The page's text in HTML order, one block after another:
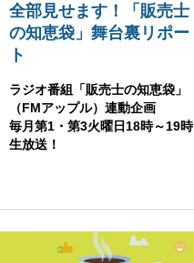
全部見せます！「販売士
の知恵袋」舞台裏リポー
ト
ラジオ番組「販売士の知恵袋」
（FMアップル）連動企画
毎月第1・第3火曜日18時～19時
生放送！